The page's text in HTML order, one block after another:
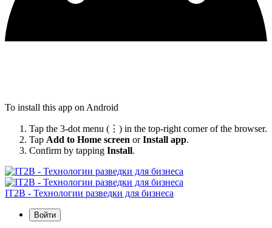
To install this app on Android
Tap the 3-dot menu (⋮) in the top-right corner of the browser.
Tap Add to Home screen orInstall app.
Confirm by tapping Install.
IT2B - Технологии разведки для бизнеса
Войти